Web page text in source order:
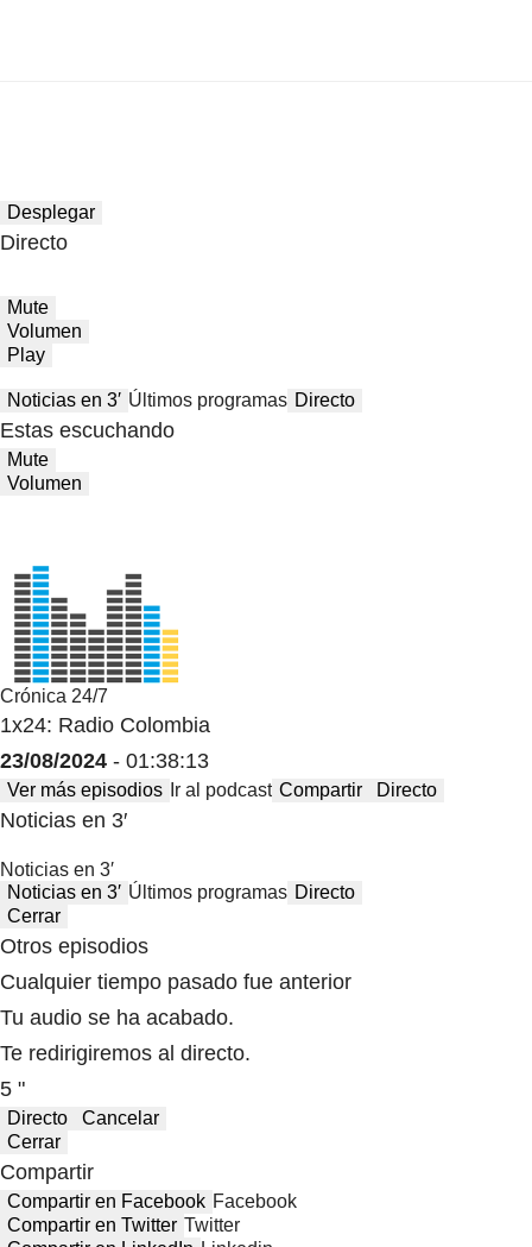
Desplegar
Directo
Mute
Volumen
Play
Noticias en 3′ Últimos programas Directo
Estas escuchando
Mute
Volumen
Crónica 24/7
1x24: Radio Colombia
23/08/2024 - 01:38:13
Ver más episodios Ir al podcast Compartir Directo
Noticias en 3′
Noticias en 3′
Noticias en 3′ Últimos programas Directo
Cerrar
Otros episodios
Cualquier tiempo pasado fue anterior
Tu audio se ha acabado.
Te redirigiremos al directo.
5 "
Directo
Cancelar
Cerrar
Compartir
Compartir en Facebook Facebook
Compartir en Twitter Twitter